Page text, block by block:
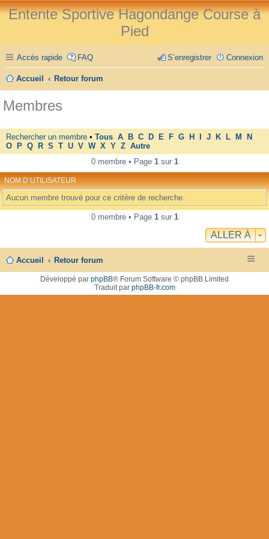
Entente Sportive Hagondange Course à
Pied
Accès rapide FAQ Connexion
S’enregistrer
Accueil Retour forum
Membres
Rechercher un membre • Tous A B C D E F G H J K L M
N
O
P Q R S T U V W X Y Z Autre
0 membre • Page 1sur 1
NOM D’UTILISATEUR
Aucun membre trouvé pour ce critère de recherche.
0 membre • Page 1sur 1
ALLER À
Accueil Retour forum
Développé par phpBB® Forum Software © phpBB Limited
Traduit par phpBB-fr.com